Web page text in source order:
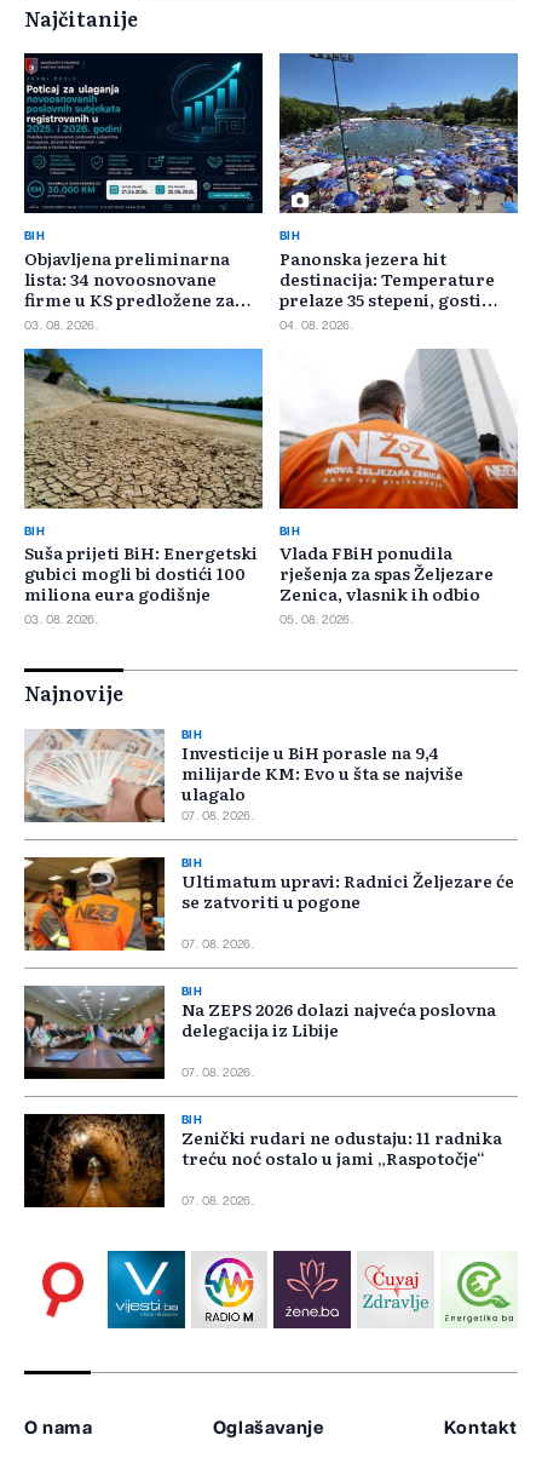
Najčitanije
BIH
Objavljena preliminarna
lista: 34 novoosnovane
firme u KS predložene za
400.000 KM poticaja
03. 08. 2026.
BIH
Panonska jezera hit
destinacija: Temperature
prelaze 35 stepeni, gosti
pristižu iz cijele regije
04. 08. 2026.
BIH
Suša prijeti BiH: Energetski
gubici mogli bi dostići 100
miliona eura godišnje
03. 08. 2026.
BIH
Vlada FBiH ponudila
rješenja za spas Željezare
Zenica, vlasnik ih odbio
05. 08. 2026.
Najnovije
BIH
Investicije u BiH porasle na 9,4
milijarde KM: Evo u šta se najviše
ulagalo
07. 08. 2026.
BIH
Ultimatum upravi: Radnici Željezare će
se zatvoriti u pogone
07. 08. 2026.
BIH
Na ZEPS 2026 dolazi najveća poslovna
delegacija iz Libije
07. 08. 2026.
BIH
Zenički rudari ne odustaju: 11 radnika
treću noć ostalo u jami „Raspotočje“
07. 08. 2026.
O nama Oglašavanje Kontakt